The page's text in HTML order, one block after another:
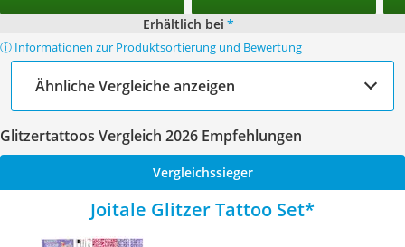
Erhältlich bei *
ⓘ Informationen zur Produktsortierung und Bewertung
Ähnliche Vergleiche anzeigen
Glitzertattoos Vergleich 2026 Empfehlungen
Vergleichssieger
Joitale Glitzer Tattoo Set